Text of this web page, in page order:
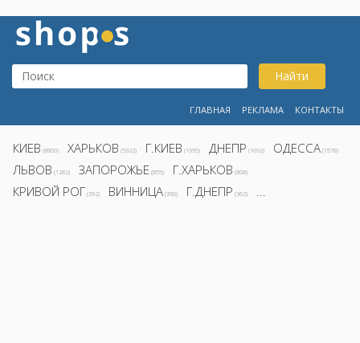
Найти
ГЛАВНАЯ РЕКЛАМА КОНТАКТЫ
КИЕВ (8800) ХАРЬКОВ (5922) Г.КИЕВ (1995) ДНЕПР (1692) ОДЕССА (1578)
ЛЬВОВ (1282) ЗАПОРОЖЬЕ (855) Г.ХАРЬКОВ (808)
КРИВОЙ РОГ (392) ВИННИЦА (390) Г.ДНЕПР (362) ...